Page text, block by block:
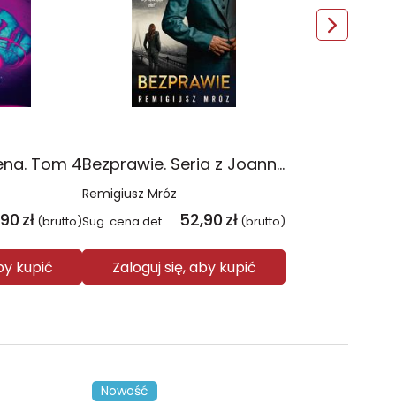
Tom 4
zł (brutto)
kupić
Bezprawie. Seria z Joanną Chyłką. Tom 20
Remigiusz Mróz
Sug. cena det. 52,90 zł (brutto)
Zaloguj się, aby kupić
Nowość